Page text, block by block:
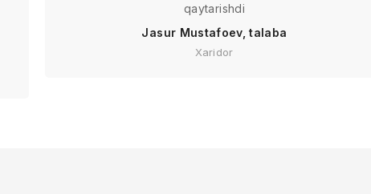
qaytarishdi
Jasur Mustafoev, talaba
Xaridor